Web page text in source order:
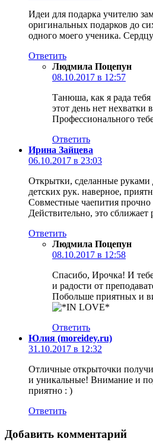
Идеи для подарка учителю
оригинальных подарков до
одного моего ученика.
Ответить
Людмила Поцепун
08.10.2017 в 12:57
Танюша, как я рада тебя
этот день нет нехватки
Профессионального
Ответить
Ирина Зайцева
06.10.2017 в 23:03
Открытки, сделанные руками
детских рук. наверное,
Совместные чаепития
Действительно, это сближает
Ответить
Людмила Поцепун
08.10.2017 в 12:58
Спасибо, Ирочка! И
и радости от
Побольше приятных и
Ответить
Юлия (moreidey.ru)
31.10.2017 в 12:32
Отличные открыточки
и уникальные! Внимание и
приятно : )
Ответить
Добавить комментарий